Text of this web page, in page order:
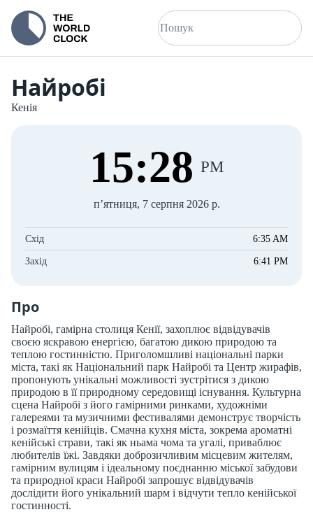
Найробі
Кенія
15:28 PM
пʼятниця, 7 серпня 2026 р.
Схід 6:35 AM
Захід 6:41 PM
Про
Найробі, гамірна столиця Кенії, захоплює відвідувачів
своєю яскравою енергією, багатою дикою природою та
теплою гостинністю. Приголомшливі національні парки
міста, такі як Національний парк Найробі та Центр жирафів,
пропонують унікальні можливості зустрітися з дикою
природою в її природному середовищі існування. Культурна
сцена Найробі з його гамірними ринками, художніми
галереями та музичними фестивалями демонструє творчість
і розмаїття кенійців. Смачна кухня міста, зокрема ароматні
кенійські страви, такі як ньама чома та угалі, приваблює
любителів їжі. Завдяки доброзичливим місцевим жителям,
гамірним вулицям і ідеальному поєднанню міської забудови
та природної краси Найробі запрошує відвідувачів
дослідити його унікальний шарм і відчути тепло кенійської
гостинності.